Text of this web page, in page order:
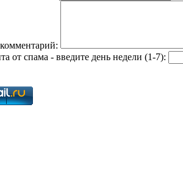
от спама - введите день недели (1-7):